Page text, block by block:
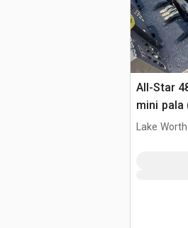
All-Star
mini pala
Lake